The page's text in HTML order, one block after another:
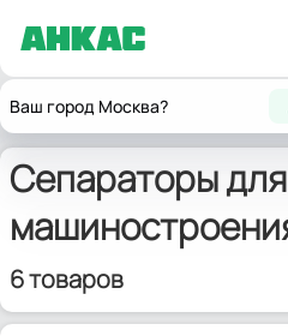
Ваш город Москва?
ГлавнаяТехнологическое
Сепараторы
6 товаров